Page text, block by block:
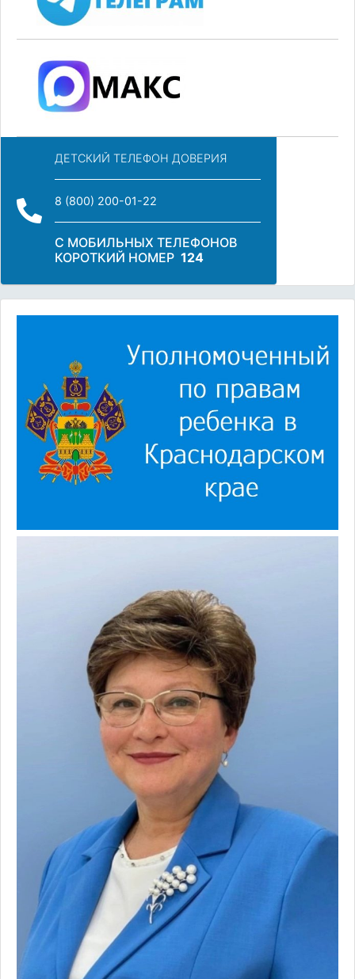
ДЕТСКИЙ ТЕЛЕФОН ДОВЕРИЯ
8 (800) 200-01-22
С МОБИЛЬНЫХ ТЕЛЕФОНОВ
КОРОТКИЙ НОМЕР 124